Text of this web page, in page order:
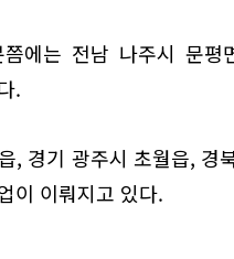
에는 전남 나주시 문
.
, 경기 광주시 초월읍, 경
이 이뤄지고 있다.